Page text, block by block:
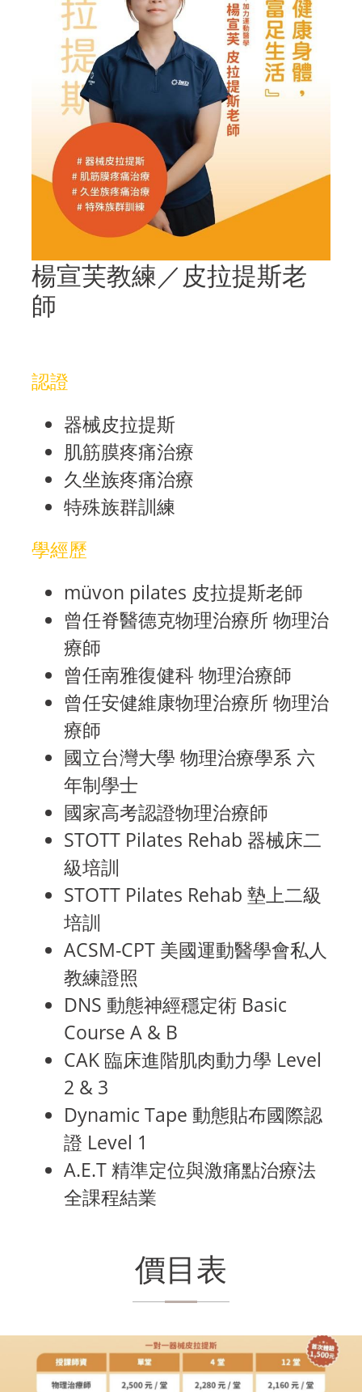
楊宣芙教練／皮拉提斯老
師
認證
器械皮拉提斯
肌筋膜疼痛治療
久坐族疼痛治療
特殊族群訓練
學經歷
müvon pilates 皮拉提斯老師
曾任脊醫德克物理治療所 物理治
療師
曾任南雅復健科 物理治療師
曾任安健維康物理治療所 物理治
療師
國立台灣大學 物理治療學系 六
年制學士
國家高考認證物理治療師
STOTT Pilates Rehab 器械床二
級培訓
STOTT Pilates Rehab 墊上二級
培訓
ACSM-CPT 美國運動醫學會私人
教練證照
DNS 動態神經穩定術 Basic
Course A & B
CAK 臨床進階肌肉動力學 Level
2 & 3
Dynamic Tape 動態貼布國際認
證 Level 1
A.E.T 精準定位與激痛點治療法
全課程結業
價目表